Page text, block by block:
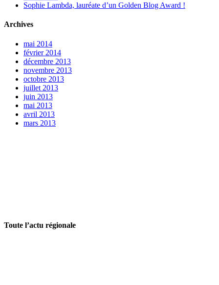
Sophie Lambda, lauréate d’un Golden Blog Award !
Archives
mai 2014
février 2014
décembre 2013
novembre 2013
octobre 2013
juillet 2013
juin 2013
mai 2013
avril 2013
mars 2013
Toute l’actu régionale